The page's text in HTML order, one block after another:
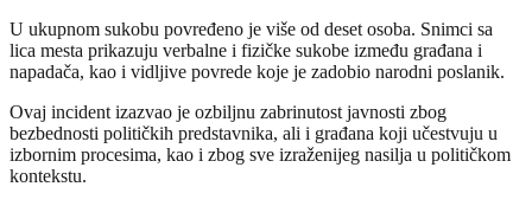
U ukupnom sukobu povređeno je više od deset osoba. Snimci sa
lica mesta prikazuju verbalne i fizičke sukobe između građana i
napadača, kao i vidljive povrede koje je zadobio narodni poslanik.
Ovaj incident izazvao je ozbiljnu zabrinutost javnosti zbog
bezbednosti političkih predstavnika, ali i građana koji učestvuju u
izbornim procesima, kao i zbog sve izraženijeg nasilja u političkom
kontekstu.